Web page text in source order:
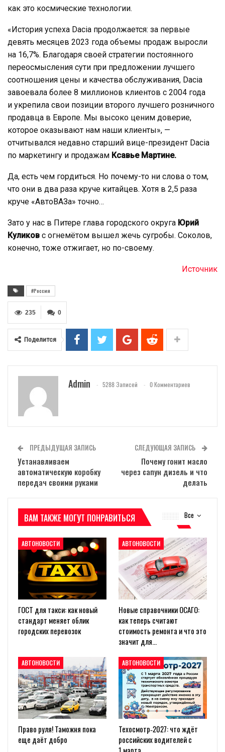
как это космические технологии.
«История успеха Dacia продолжается: за первые
девять месяцев 2023 года объемы продаж выросли
на 16,7%. Благодаря своей стратегии постоянного
переосмысления сути при предложении лучшего
соотношения цены и качества обслуживания, Dacia
завоевала более 8 миллионов клиентов с 2004 года
и укрепила свои позиции второго лучшего розничного
продавца в Европе. Мы высоко ценим доверие,
которое оказывают нам наши клиенты», —
отчитывался недавно старший вице-президент Dacia
по маркетингу и продажам Ксавье Мартине.
Да, есть чем гордиться. Но почему-то ни слова о том,
что они в два раза круче китайцев. Хотя в 2,5 раза
круче «АвтоВАЗа» точно…
Зато у нас в Питере глава городского округа Юрий
Куликов с огнемётом вышел жечь сугробы. Соколов,
конечно, тоже отжигает, но по-своему.
Источник
#Россия
0
235
Поделится
Admin 5288 Записей 0 Комментариев
ПРЕДЫДУЩАЯ ЗАПИСЬ
Устанавливаем
автоматическую коробку
передач своими руками
СЛЕДУЮЩАЯ ЗАПИСЬ
Почему гонит масло
через сапун дизель и что
делать
Все
ВАМ ТАКЖЕ МОГУТ ПОНРАВИТЬСЯ
АВТОНОВОСТИ
ГОСТ для такси: как новый
стандарт меняет облик
городских перевозок
АВТОНОВОСТИ
Новые справочники ОСАГО:
как теперь считают
стоимость ремонта и что это
значит для…
АВТОНОВОСТИ
Право руля! Таможня пока
еще даёт добро
АВТОНОВОСТИ
Техосмотр‑2027: что ждёт
российских водителей с